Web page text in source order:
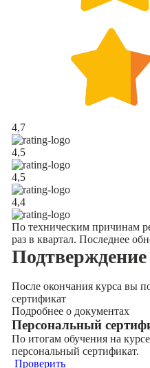
4,7
4,5
4,5
4,4
По техническим причинам
раз в квартал. Последнее
Подтверждение
После окончания курса вы
сертификат
Подробнее о документах
Персональный
По итогам обучения на
персональный сертификат.
Проверить